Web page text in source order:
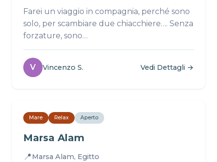
Farei un viaggio in compagnia, perché sono
solo, per scambiare due chiacchiere…. Senza
forzature, sono…
V Vincenzo S. Vedi Dettagli →
Mare Relax Aperto
Marsa Alam
📍Marsa Alam, Egitto